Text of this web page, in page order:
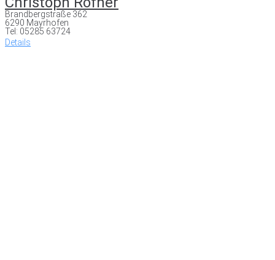
Brandbergstraße 362
6290 Mayrhofen
Tel: 05285 63724
Details